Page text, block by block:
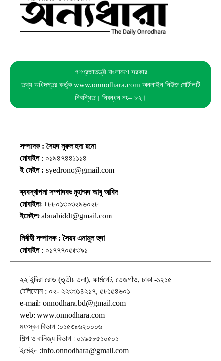
গণপ্রজাতন্ত্রী বাংলাদেশ সরকার
তথ্য অধিদপ্তর কর্তৃক www.onnodhara.com অনলাইন নিউজ পোর্টালটি
নিবন্ধিত। নিবন্ধন নং– ৮২।
সম্পাদক : সৈয়দ নুরুল হুদা রনো
মোবাইল: ০১৯৪৭৪৪১১১৪
ই মেইল : syedrono@gmail.com
ব্যবস্থাপনা সম্পাদকঃ মুহাম্মদ আবু আবিদ
মোবাইলঃ+৮৮০১৩০৩২৯৬০২৮
ইমেইলঃabuabiddt@gmail.com
নির্বাহী সম্পাদক : সৈয়দ এনামুল হুদা
মোবাইল: ০১৭৭৭০৫৫৩৯১
২২ ইন্দিরা রোড (তৃতীয় তলা), ফার্মগেট, তেজগাঁও, ঢাকা -১২১৫
টেলিফোন : ০২- ২২৩৩১৪২১৭, ৫৮১৫৪৬০১
e-mail: onnodhara.bd@gmail.com
web: www.onnodhara.com
মফস্বল বিভাগ :০১৫৩৪৬২০০০৬
শিল্প ও বানিজ্য বিভাগ : ০১৯৫৮৫১০৫০১
ইমেইল :info.onnodhara@gmail.com